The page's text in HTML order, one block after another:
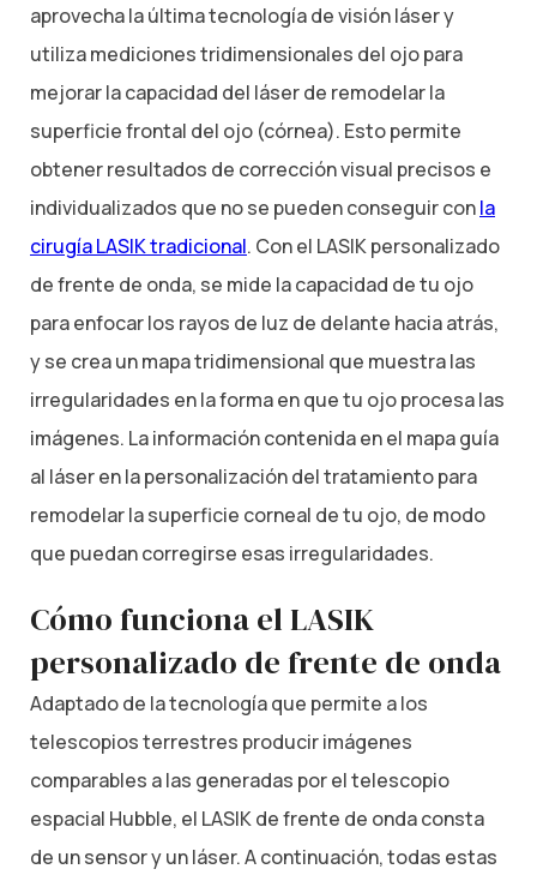
aprovecha la última tecnología de visión láser y
utiliza mediciones tridimensionales del ojo para
mejorar la capacidad del láser de remodelar la
superficie frontal del ojo (córnea). Esto permite
obtener resultados de corrección visual precisos e
individualizados que no se pueden conseguir conla
cirugía LASIK tradicional. Con el LASIK personalizado
de frente de onda, se mide la capacidad de tu ojo
para enfocar los rayos de luz de delante hacia atrás,
y se crea un mapa tridimensional que muestra las
irregularidades en la forma en que tu ojo procesa las
imágenes. La información contenida en el mapa guía
al láser en la personalización del tratamiento para
remodelar la superficie corneal de tu ojo, de modo
que puedan corregirse esas irregularidades.
Cómo funciona el LASIK
personalizado de frente de onda
Adaptado de la tecnología que permite a los
telescopios terrestres producir imágenes
comparables a las generadas por el telescopio
espacial Hubble, el LASIK de frente de onda consta
de un sensor y un láser. A continuación, todas estas